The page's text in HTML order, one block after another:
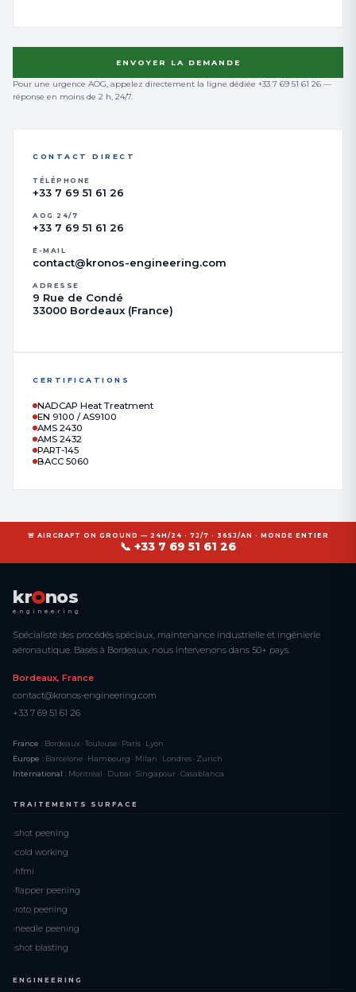
ENVOYER LA DEMANDE
Pour une urgence AOG, appelez directement la ligne dédiée +33 7 69 51 61 26 —
réponse en moins de 2 h, 24/7.
CONTACT DIRECT
TÉLÉPHONE
+33 7 69 51 61 26
AOG 24/7
+33 7 69 51 61 26
E-MAIL
contact@kronos-engineering.com
ADRESSE
9 Rue de Condé
33000 Bordeaux (France)
CERTIFICATIONS
NADCAP Heat Treatment
EN 9100 / AS9100
AMS 2430
AMS 2432
PART-145
BACC 5060
🚨 AIRCRAFT ON GROUND — 24H/24 · 7J/7 · 365J/AN · MONDE ENTIER
📞 +33 7 69 51 61 26
kr nos
engineering
Spécialiste des procédés spéciaux, maintenance industrielle et ingénierie
aéronautique. Basés à Bordeaux, nous intervenons dans 50+ pays.
Bordeaux, France
contact@kronos-engineering.com
+33 7 69 51 61 26
France : Bordeaux · Toulouse · Paris · Lyon
Europe : Barcelone · Hambourg · Milan · Londres · Zurich
International : Montréal · Dubai · Singapour · Casablanca
TRAITEMENTS SURFACE
shot peening
cold working
hfmi
flapper peening
roto peening
needle peening
shot blasting
ENGINEERING